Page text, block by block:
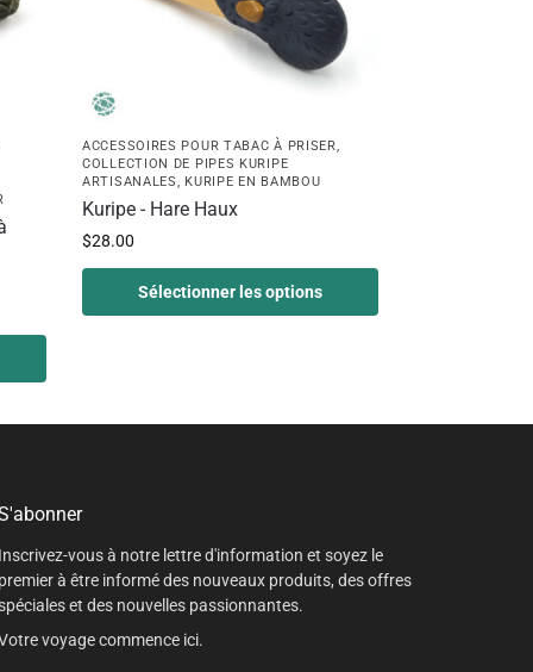
ACCESSOIRES POUR TABAC À PRISER,
COLLECTION DE PIPES KURIPE
ARTISANALES, KURIPE EN BAMBOU
Kuripe - Hare Haux
$28.00
Sélectionner les options
Inscrivez-vous à notre lettre d'information et soyez le
premier à être informé des nouveaux produits, des offres
et des nouvelles passionnantes.
voyage commence ici.